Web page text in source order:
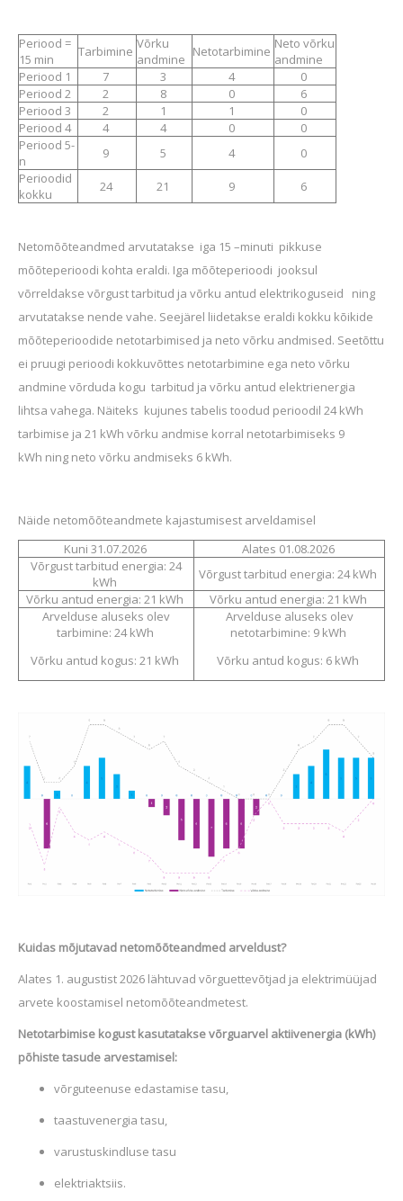
Periood =
15 min
Tarbimine Võrku
andmine Netotarbimine Neto võrku
andmine
Periood 1
7 3 4
0
Periood 2
2 8 0
6
Periood 3
2 1 1
0
Periood 4
4 4 0
0
Periood 5-
n
9 5 4
0
Perioodid
kokku
24 21 9 6
Netomõõteandmed arvutatakse iga 15 –minuti pikkuse
mõõteperioodi kohta eraldi. Iga mõõteperioodi jooksul
võrreldakse võrgust tarbitud ja võrku antud elektrikoguseid ning
arvutatakse nende vahe. Seejärel liidetakse eraldi kokku kõikide
mõõteperioodide netotarbimised ja neto võrku andmised. Seetõttu
ei pruugi perioodi kokkuvõttes netotarbimine ega neto võrku
andmine võrduda kogu tarbitud ja võrku antud elektrienergia
lihtsa vahega. Näiteks kujunes tabelis toodud perioodil 24 kWh
tarbimise ja 21 kWh võrku andmise korral netotarbimiseks 9
kWh ning neto võrku andmiseks 6 kWh.
Näide netomõõteandmete kajastumisest arveldamisel
Kuni 31.07.2026
Alates 01.08.2026
Võrgust tarbitud energia: 24
kWh
Võrgust tarbitud energia: 24 kWh
Võrku antud energia: 21 kWh
Võrku antud energia: 21 kWh
Arvelduse aluseks olev
tarbimine: 24 kWh
Võrku antud kogus: 21 kWh
Arvelduse aluseks olev
netotarbimine: 9 kWh
Võrku antud kogus: 6 kWh
Kuidas mõjutavad netomõõteandmed arveldust?
Alates 1. augustist 2026 lähtuvad võrguettevõtjad ja elektrimüüjad
arvete koostamisel netomõõteandmetest.
Netotarbimise kogust kasutatakse võrguarvel aktiivenergia (kWh)
põhiste tasude arvestamisel:
võrguteenuse edastamise tasu,
taastuvenergia tasu,
varustuskindluse tasu
elektriaktsiis.